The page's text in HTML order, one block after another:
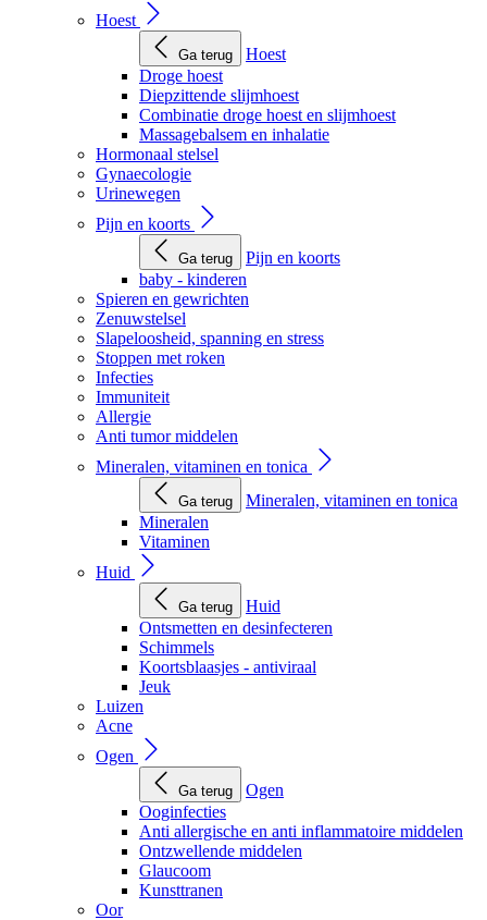
Hoest
Ga terug
Hoest
Droge hoest
Diepzittende slijmhoest
Combinatie droge hoest en slijmhoest
Massagebalsem en inhalatie
Hormonaal stelsel
Gynaecologie
Urinewegen
Pijn en koorts
Ga terug
Pijn en koorts
baby - kinderen
Spieren en gewrichten
Zenuwstelsel
Slapeloosheid, spanning en stress
Stoppen met roken
Infecties
Immuniteit
Allergie
Anti tumor middelen
Mineralen, vitaminen en tonica
Ga terug
Mineralen, vitaminen en tonica
Mineralen
Vitaminen
Huid
Ga terug
Huid
Ontsmetten en desinfecteren
Schimmels
Koortsblaasjes - antiviraal
Jeuk
Luizen
Acne
Ogen
Ga terug
Ogen
Ooginfecties
Anti allergische en anti inflammatoire middelen
Ontzwellende middelen
Glaucoom
Kunsttranen
Oor